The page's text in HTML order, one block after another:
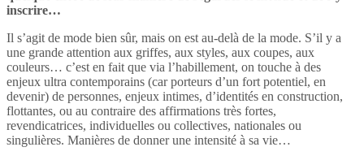
inscrire…
Il s’agit de mode bien sûr, mais on est au-delà de la mode. S’il y a
une grande attention aux griffes, aux styles, aux coupes, aux
couleurs… c’est en fait que via l’habillement, on touche à des
enjeux ultra contemporains (car porteurs d’un fort potentiel, en
devenir) de personnes, enjeux intimes, d’identités en construction,
flottantes, ou au contraire des affirmations très fortes,
revendicatrices, individuelles ou collectives, nationales ou
singulières. Manières de donner une intensité à sa vie…